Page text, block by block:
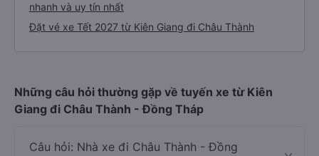
nhanh và uy tín nhất
Đặt vé xe Tết 2027 từ Kiên Giang đi Châu Thành
Những câu hỏi thường gặp về tuyến xe từ Kiên
Giang đi Châu Thành - Đồng Tháp
Câu hỏi: Nhà xe đi Châu Thành - Đồng